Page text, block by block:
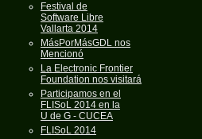
Festival de
Software Libre
Vallarta 2014
MásPorMásGDL nos
Mencionó
La Electronic Frontier
Foundation nos visitará
Participamos en el
FLISoL 2014 en la
U de G - CUCEA
FLISoL 2014